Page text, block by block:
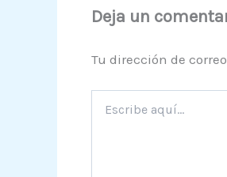
Deja un
Tu dirección de
aquí...